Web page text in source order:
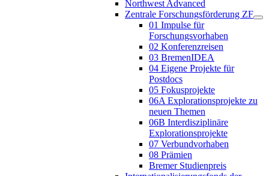
Northwest Advanced
Zentrale Forschungsförderung ZF
01 Impulse für
Forschungsvorhaben
02 Konferenzreisen
03 BremenIDEA
04 Eigene Projekte für
Postdocs
05 Fokusprojekte
06A Explorationsprojekte zu
neuen Themen
06B Interdisziplinäre
Explorationsprojekte
07 Verbundvorhaben
08 Prämien
Bremer Studienpreis